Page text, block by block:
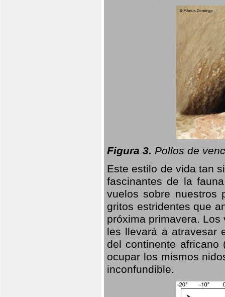
Figura 3. Pollos de
Este estilo de vida tan
fascinantes de la
vuelos sobre nuestros
gritos estridentes que
próxima primavera.
les llevará a atravesar
del continente
ocupar los mismos
inconfundible.